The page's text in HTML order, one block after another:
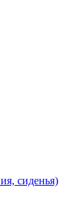
сиденья)